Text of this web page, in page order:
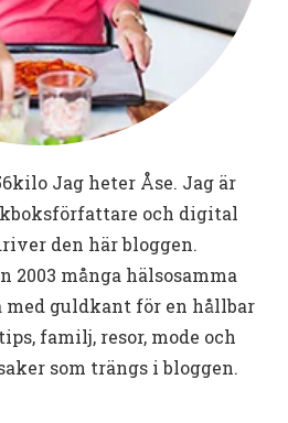
rörs ner sedan
10 minuter tills tomaterna